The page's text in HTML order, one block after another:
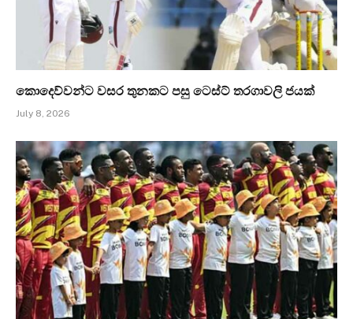
කොදෙව්වන්ට වසර තුනකට පසු ටෙස්ට් තරගාවලි ජයක්
July 8, 2026